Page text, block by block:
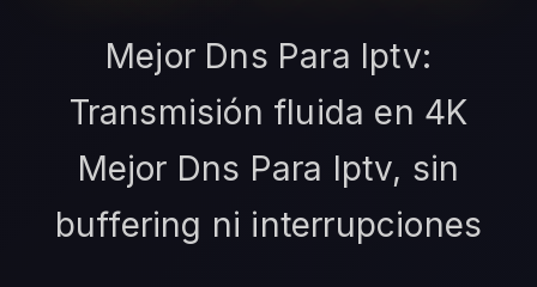
Mejor Dns Para Iptv:
Transmisión fluida en 4K
Mejor Dns Para Iptv, sin
buffering ni interrupciones